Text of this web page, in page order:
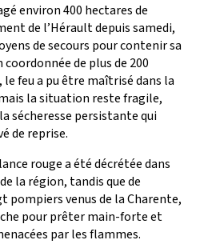
environ 400 hectares de
de l’Hérault depuis samedi,
de secours pour contenir sa
de plus de 200
feu a pu être maîtrisé dans la
la situation reste fragile,
sécheresse persistante qui
de reprise.
rouge a été décrétée dans
la région, tandis que de
pompiers venus de la Charente,
pour prêter main-forte et
par les flammes.